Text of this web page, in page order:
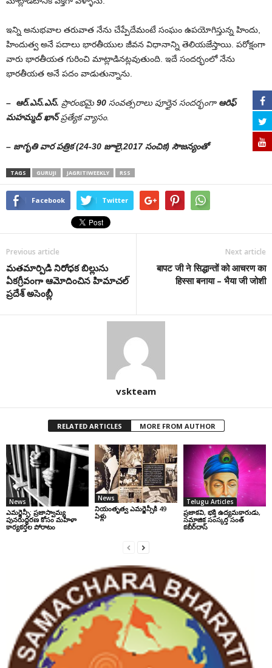
ఇన్ని అనుభవాల తరువాత నేను చేప్పేదేమంటే సంఘం ఉపయోగిస్తున్న హిందు,
హిందుత్వ అనే పదాలు భారతీయుల జీవన విధానాన్ని తెలియజేస్తాయి. పరోక్షంగా
వారు భారతీయత గురించి మాట్లాడినట్లవుతుంది. ఇదే సందర్భంలో నేను
భారతీయత అనే పదం వాడుతున్నాను.
– ఆర్‌.ఎస్‌.ఎస్‌. ప్రారంభమై90 సంవత్సరాలు పూర్తైన సందర్భంగా ఆరిఫ్‌
మహమ్మద్‌ ఖాన్‌ ప్రత్యేక వ్యాసం.
– జాగృతి వార పత్రిక (24-30 జూలై,2017 సంచిక) సౌజన్యంతో
TAGS GURUJI JAGRITIWEEKLY RSS
Facebook Twitter
Previous article
మతమార్పిడి నిరోధక బిల్లును
ఏకగ్రీవంగా ఆమోదించిన హిమాచల్
ప్రదేశ్ అసెంబ్లీ
Next article
बापट जी ने सिद्धान्तों को आचरण का
हिस्सा बनाया – भैया जी जोशी
vskteam
RELATED ARTICLES MORE FROM AUTHOR
News
ఎమర్జెన్సీ: ప్రజాస్వామ్య
పునరుద్ధరణ కోసం మహిళా
కార్యకర్తల పోరాటం
News
నియంతృత్వ ఎమర్జెన్సీకి 49
ఏళ్లు
Telugu Articles
ప్రజాకవి, భక్తి ఉద్యమకారుడు,
సమాజిక సంస్కర్త సంత్‌
కబీర్‌దాస్‌